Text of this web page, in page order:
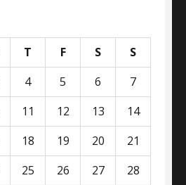
T F S
S
4 5 6
7
11 12 13
14
18 19 20
21
25 26 27
28